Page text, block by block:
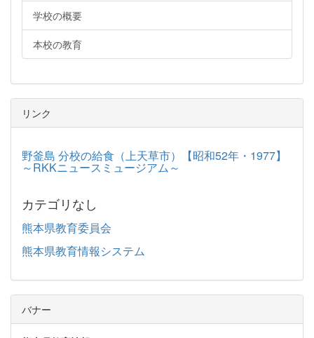
学校の概要
本校の教育
リンク
野釜島 分校の給食（上天草市）【昭和52年・1977】
～RKKニュースミュージアム～
カテゴリなし
熊本県教育委員会
熊本県教育情報システム
バナー